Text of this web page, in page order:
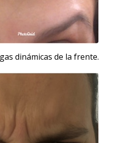
dinámicas de la frente.